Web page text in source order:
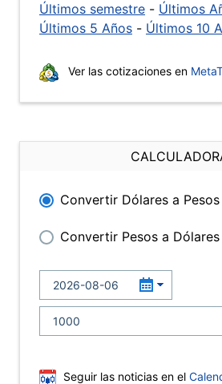
Últimos semestre - Últimos
Últimos 5 Años - Últimos 10
Ver las cotizaciones en
Convertir Dólares a Pesos
Convertir Pesos a Dólares
Seguir las noticias en el